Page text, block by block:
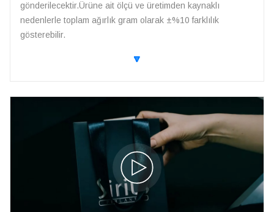
gönderilecektir.Ürüne ait ölçü ve üretimden kaynaklı
nedenlerle toplam ağırlık gram olarak ±%10 farklılık
gösterebilir.
🔽